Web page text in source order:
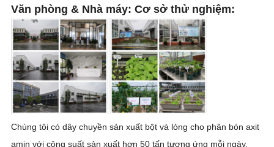
Văn phòng & Nhà máy: Cơ sở thử nghiệm:
Chúng tôi có dây chuyền sản xuất bột và lỏng cho phân bón axit
amin với công suất sản xuất hơn 50 tấn tương ứng mỗi ngày.